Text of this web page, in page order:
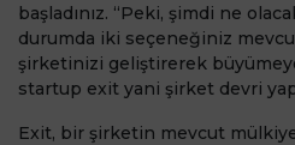
başladınız. “Peki, şimdi ne
durumda iki seçeneğiniz
şirketinizi geliştirerek
startup exit yani şirket devri
Exit, bir şirketin mevcut